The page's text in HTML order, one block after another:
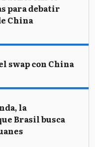
para debatir
China
swap con China
la
Brasil busca